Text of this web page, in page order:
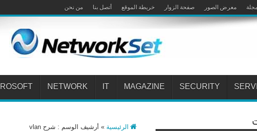
معرض الصور صفحة الزوار خريطة الموقع أتصل بنا من نحن
SECURITY
MAGAZINE
IT
NETWORK
الرئيسية » أرشيف الوسم : شرح vlan